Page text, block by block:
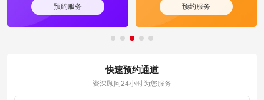
预约服务 预约服务
快速预约通道
资深顾问24小时为您服务